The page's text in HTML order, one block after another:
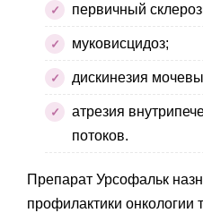
первичный
муковисцидоз;
дискинезия
атрезия
потоков.
Препарат Урсофальк
профилактики онкологии